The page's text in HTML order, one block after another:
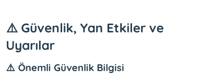
⚠️ Güvenlik, Yan Etkiler ve
Uyarılar
⚠️ Önemli Güvenlik Bilgisi